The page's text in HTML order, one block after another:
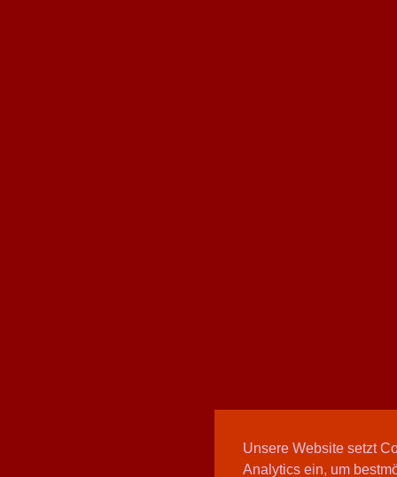
Unsere Website setzt
Analytics ein, um